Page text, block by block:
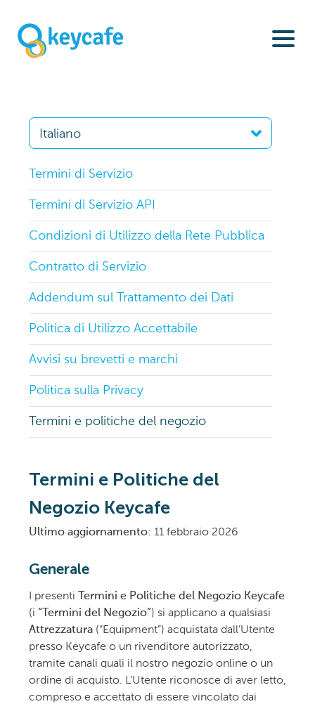
Termini di Servizio
Termini di Servizio API
Condizioni di Utilizzo della Rete Pubblica
Contratto di Servizio
Addendum sul Trattamento dei Dati
Politica di Utilizzo Accettabile
Avvisi su brevetti e marchi
Politica sulla Privacy
Termini e politiche del negozio
Termini e Politiche del
Negozio Keycafe
Ultimo aggiornamento: 11 febbraio 2026
Generale
I presenti
Termini e Politiche del Negozio Keycafe
(i “Termini del Negozio”) si applicano a qualsiasi
Attrezzatura (“Equipment”) acquistata dall’Utente
presso Keycafe o un rivenditore autorizzato,
tramite canali quali il nostro negozio online o un
ordine di acquisto. L’Utente riconosce di aver letto,
compreso e accettato di essere vincolato dai